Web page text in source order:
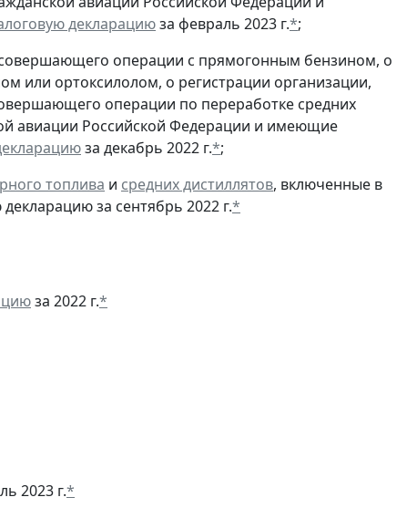
декларациюза февраль 2023 г.*;
операции с прямогонным бензином, о
или ортоксилолом, о регистрации организации,
операции по переработке средних
авиации Российской Федерации и имеющие
за декабрь 2022 г.*;
топлива и средних дистиллятов, включенные в
за сентябрь 2022 г.*
за 2022 г.*
2023 г.*